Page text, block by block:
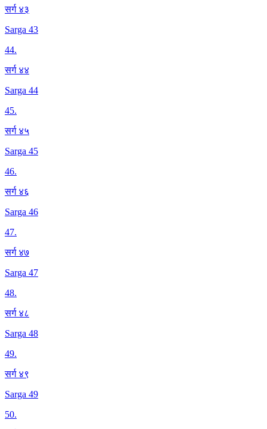
सर्ग ४३
Sarga 43
44.
सर्ग ४४
Sarga 44
45.
सर्ग ४५
Sarga 45
46.
सर्ग ४६
Sarga 46
47.
सर्ग ४७
Sarga 47
48.
सर्ग ४८
Sarga 48
49.
सर्ग ४९
Sarga 49
50.